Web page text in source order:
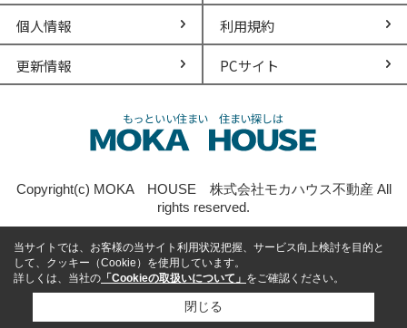
個人情報 利用規約
更新情報 PCサイト
Copyright(c) MOKA HOUSE 株式会社モカハウス不動産 All
rights reserved.
当サイトでは、お客様の当サイト利用状況把握、サービス向上検討を目的と
して、クッキー（Cookie）を使用しています。
詳しくは、当社の 「Cookieの取扱いについて」 をご確認ください。
閉じる